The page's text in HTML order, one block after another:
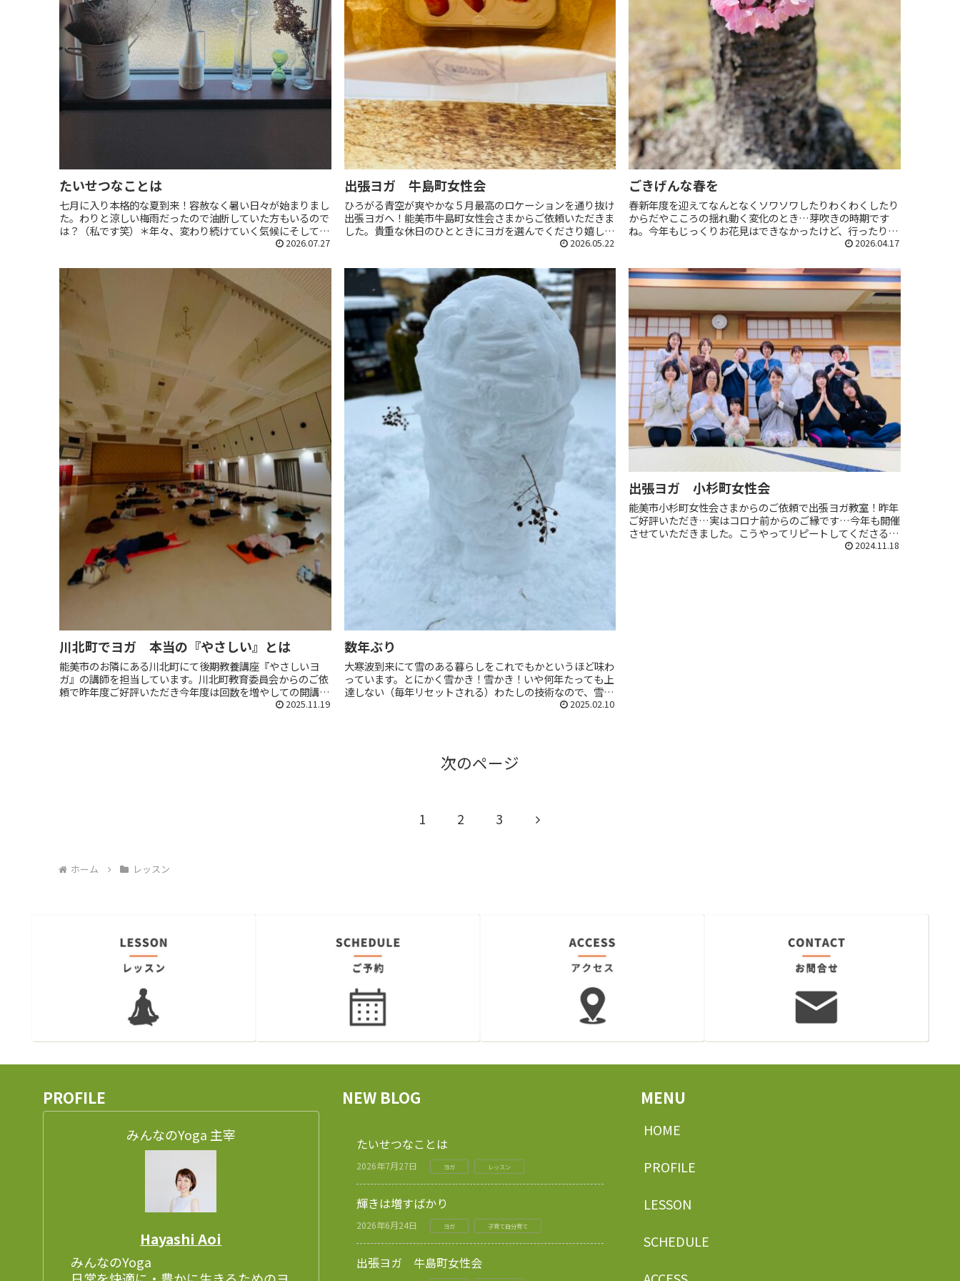
たいせつなことは
七月に入り本格的な夏到来！容赦なく暑い日々が始まりまし
た。わりと涼しい梅雨だったので油断していた方もいるので
は？（私です笑）＊年々、変わり続けていく気候にそして
『わたし』にうまく対応できる自分でありたいですね。2026.07.27
出張ヨガ 牛島町女性会
ひろがる青空が爽やかな５月最高のロケーションを通り抜け
出張ヨガへ！能美市牛島町女性会さまからご依頼いただきま
した。貴重な休日のひとときにヨガを選んでくださり嬉しい
限り…偶然にもこの日は『母の日』でした。…いくつもの役
2026.05.22
ごきげんな春を
春新年度を迎えてなんとなくソワソワしたりわくわくしたり
からだやこころの揺れ動く変化のとき…芽吹きの時期です
ね。今年もじっくりお花見はできなかったけど、行ったり来
たりの合間にちゃっかり堪能。わざわざする遠回りが大好き
2026.04.17
川北町でヨガ 本当の『やさしい』とは
能美市のお隣にある川北町にて後期教養講座『やさしいヨ
ガ』の講師を担当しています。川北町教育委員会からのご依
頼で昨年度ご好評いただき今年度は回数を増やしての開講さ
らに…募集枠を大幅にオーバーしたそうで会場もグレードア
2025.11.19
数年ぶり
大寒波到来にて雪のある暮らしをこれでもかというほど味わ
っています。とにかく雪かき！雪かき！いや何年たっても上
達しない（毎年リセットされる）わたしの技術なので、雪を
散らかして終わる。そんな日々。北陸の方々のたくましさに
2025.02.10
出張ヨガ 小杉町女性会
能美市小杉町女性会さまからのご依頼で出張ヨガ教室！昨年
ご好評いただき…実はコロナ前からのご縁です…今年も開催
させていただきました。こうやってリピートしてくださるこ
とが何よりも嬉しくとても励みになります。地域で家庭で職
2024.11.18
次のページ
1 2 3
次
ホーム レッスン
PROFILE
みんなのYoga 主宰
Hayashi Aoi
みんなのYoga
NEW BLOG
たいせつなことは
2026年7月27日 ヨガ レッスン
輝きは増すばかり
2026年6月24日 ヨガ 子育て自分育て
出張ヨガ 牛島町女性会
MENU
HOME
PROFILE
LESSON
SCHEDULE